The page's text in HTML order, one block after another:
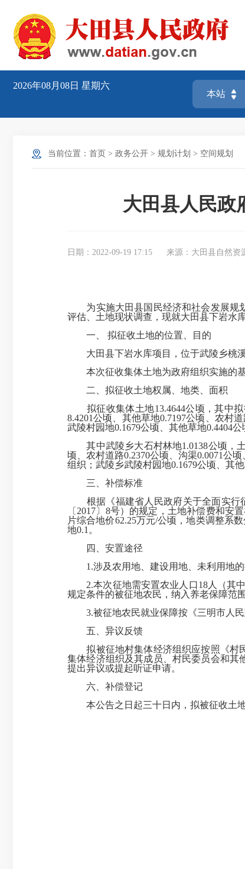
2026年08月08日 星期六
当前位置： 首页 > 政务公开 > 规划计划 > 空间规划
大田县人民政
日期：2022-09-19 17:15 来源：大田县自然资
为实施大田县国民经济和社会发展规
评估、土地现状调查，现就大田县下岩水
一、
拟征收土地的位置、目的
大田县下岩水库项目
，位于武陵乡桃
本次征收集体土地为政府组织实施的
二、拟征收土地权属、地类、面积
拟征收集体土地13.4644公顷，其中
8.4201公顷、其他草地0.7197公顷、农村道
武陵村园地0.1679公顷、其他草地0.4404公
其中武陵乡大石村林地1.0138公顷，
顷、农村道路0.2370公顷、沟渠0.0071公顷
组织 ；武陵乡武陵村园地0.1679公顷、其
三、 补偿标准
根据《福建省人民政府关于全面实行
〔 2017〕 8号） 的规定，土地补偿费和安
片综合地价62.25万元/公顷，地类调整系
地0.1 。
四、安置途径
1.涉及农用地、建设用地、未利用地
2.本次征地需安置农业人口18人（其
规定条件的被征地农民，纳入养老保障范
3.被征地农民就业保障按《三明市人
五、异议反馈
拟被征地村集体经济组织应按照《村
集体经济组织及其成员、村民委员会和其
提出异议或提起听证申请。
六、补偿登记
本公告之日起三十日内，拟被征收土